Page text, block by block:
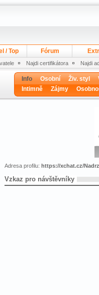
/ Top Fórum
Najdi certifikátora Najdi
Info Osobní Živ. styl
Intimně
Zájmy
Adresa profilu: https://xchat.cz/
Vzkaz pro návštěvníky